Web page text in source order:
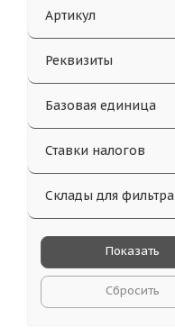
Артикул
Реквизиты
Базовая единица
Ставки налогов
Склады для фильтра
Сбросить